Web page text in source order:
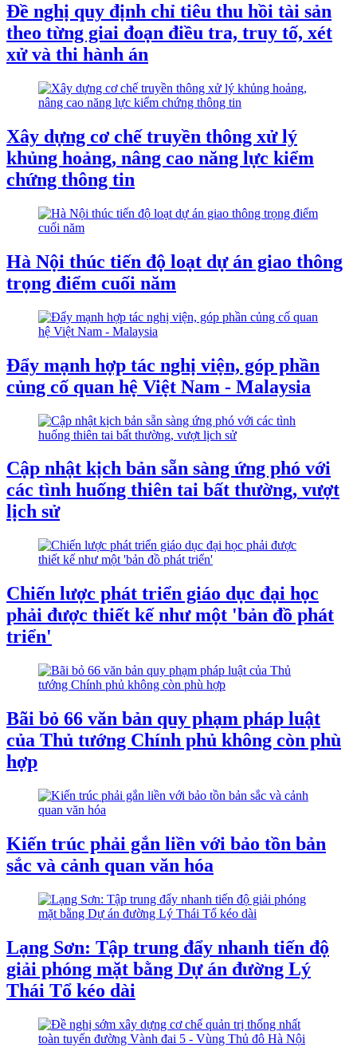
Đề nghị quy định chỉ tiêu thu hồi tài sản
theo từng giai đoạn điều tra, truy tố, xét
xử và thi hành án
Xây dựng cơ chế truyền thông xử lý
khủng hoảng, nâng cao năng lực kiểm
chứng thông tin
Hà Nội thúc tiến độ loạt dự án giao thông
trọng điểm cuối năm
Đẩy mạnh hợp tác nghị viện, góp phần
củng cố quan hệ Việt Nam - Malaysia
Cập nhật kịch bản sẵn sàng ứng phó với
các tình huống thiên tai bất thường, vượt
lịch sử
Chiến lược phát triển giáo dục đại học
phải được thiết kế như một 'bản đồ phát
triển'
Bãi bỏ 66 văn bản quy phạm pháp luật
của Thủ tướng Chính phủ không còn phù
hợp
Kiến trúc phải gắn liền với bảo tồn bản
sắc và cảnh quan văn hóa
Lạng Sơn: Tập trung đẩy nhanh tiến độ
giải phóng mặt bằng Dự án đường Lý
Thái Tổ kéo dài